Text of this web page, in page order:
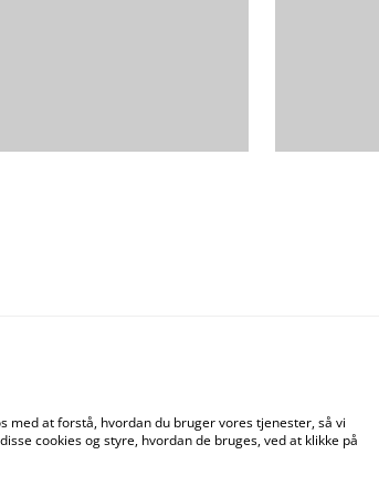
Betingelser
at forstå, hvordan du bruger vores tjenester, så vi
cookies og styre, hvordan de bruges, ved at klikke på